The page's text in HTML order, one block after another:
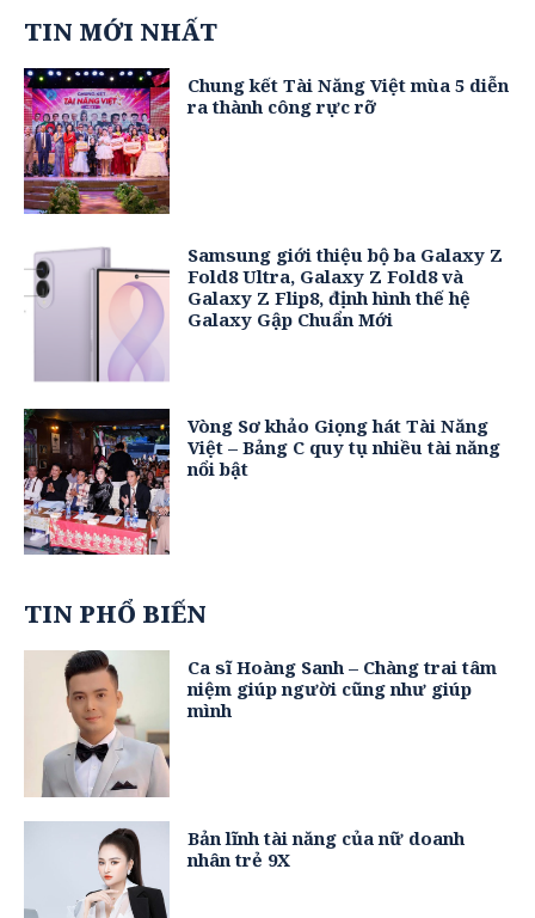
TIN MỚI NHẤT
Chung kết Tài Năng Việt mùa 5 diễn
ra thành công rực rỡ
Samsung giới thiệu bộ ba Galaxy Z
Fold8 Ultra, Galaxy Z Fold8 và
Galaxy Z Flip8, định hình thế hệ
Galaxy Gập Chuẩn Mới
Vòng Sơ khảo Giọng hát Tài Năng
Việt – Bảng C quy tụ nhiều tài năng
nổi bật
TIN PHỔ BIẾN
Ca sĩ Hoàng Sanh – Chàng trai tâm
niệm giúp người cũng như giúp
mình
Bản lĩnh tài năng của nữ doanh
nhân trẻ 9X